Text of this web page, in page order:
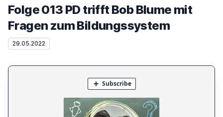
Folge 013 PD trifft Bob Blume mit
Fragen zum Bildungssystem
29.05.2022